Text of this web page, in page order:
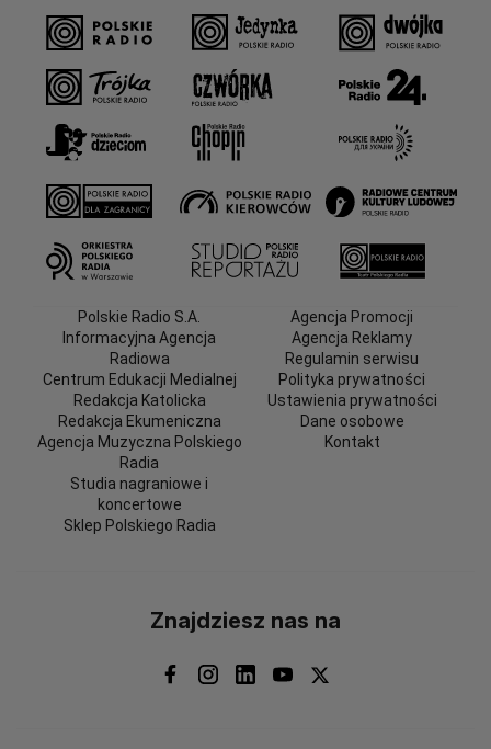
Polskie Radio S.A.
Informacyjna Agencja
Radiowa
Centrum Edukacji Medialnej
Redakcja Katolicka
Redakcja Ekumeniczna
Agencja Muzyczna Polskiego
Radia
Studia nagraniowe i
koncertowe
Sklep Polskiego Radia
Agencja Promocji
Agencja Reklamy
Regulamin serwisu
Polityka prywatności
Ustawienia prywatności
Dane osobowe
Kontakt
Znajdziesz nas na